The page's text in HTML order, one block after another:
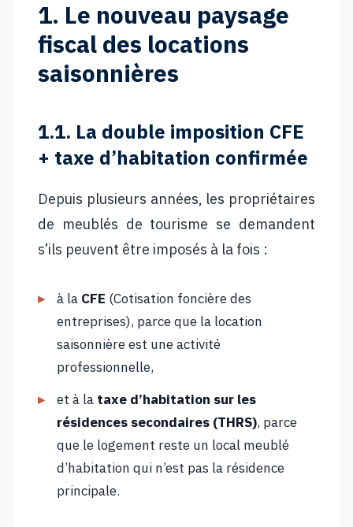
1. Le nouveau paysage
fiscal des locations
saisonnières
1.1. La double imposition CFE
+ taxe d’habitation confirmée
Depuis plusieurs années, les propriétaires
de meublés de tourisme se demandent
s’ils peuvent être imposés à la fois :
à la CFE (Cotisation foncière des
entreprises), parce que la location
saisonnière est une activité
professionnelle,
et à la taxe d’habitation sur les
résidences secondaires (THRS), parce
que le logement reste un local meublé
d’habitation qui n’est pas la résidence
principale.